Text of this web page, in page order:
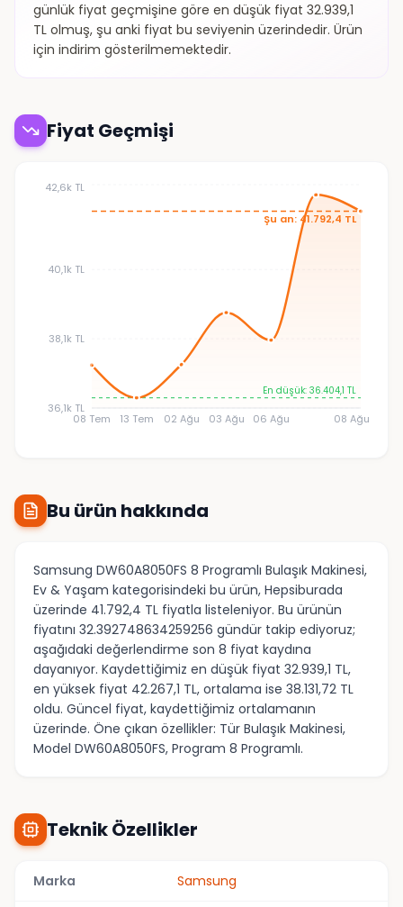
günlük fiyat geçmişine göre en düşük fiyat 32.939,1
TL olmuş, şu anki fiyat bu seviyenin üzerindedir. Ürün
için indirim gösterilmemektedir.
Fiyat Geçmişi
08 Tem 13 Tem 02 Ağu 03 Ağu 06 Ağu 08 Ağu
36,1k TL
38,1k TL
40,1k TL
42,6k TL
Şu an: 41.792,4 TL
En düşük: 36.404,1 TL
Bu ürün hakkında
Samsung DW60A8050FS 8 Programlı Bulaşık Makinesi,
Ev & Yaşam kategorisindeki bu ürün, Hepsiburada
üzerinde 41.792,4 TL fiyatla listeleniyor. Bu ürünün
fiyatını 32.392748634259256 gündür takip ediyoruz;
aşağıdaki değerlendirme son 8 fiyat kaydına
dayanıyor. Kaydettiğimiz en düşük fiyat 32.939,1 TL,
en yüksek fiyat 42.267,1 TL, ortalama ise 38.131,72 TL
oldu. Güncel fiyat, kaydettiğimiz ortalamanın
üzerinde. Öne çıkan özellikler: Tür Bulaşık Makinesi,
Model DW60A8050FS, Program 8 Programlı.
Teknik Özellikler
Marka Samsung